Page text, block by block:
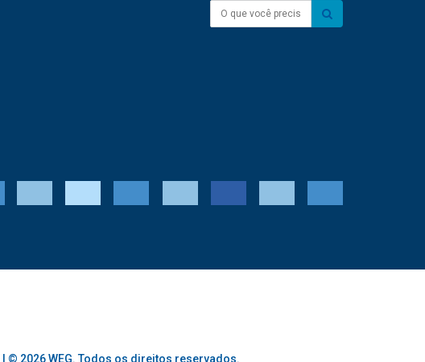
| © 2026 WEG. Todos os direitos reservados.